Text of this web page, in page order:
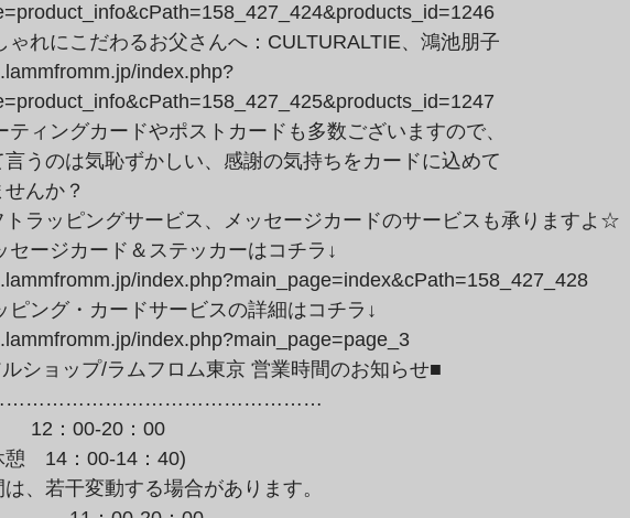
index.php?
言うのは気恥ずかしい、感謝の気持ちをカードに込めて
んか？
トラッピングサービス、メッセージカードのサービスも承りますよ☆
index.php?main_page=index&cPath=158_427_428
index.php?main_page=page_3
　 12：00-20：00
憩　14：00-14：40)
は、若干変動する場合があります。